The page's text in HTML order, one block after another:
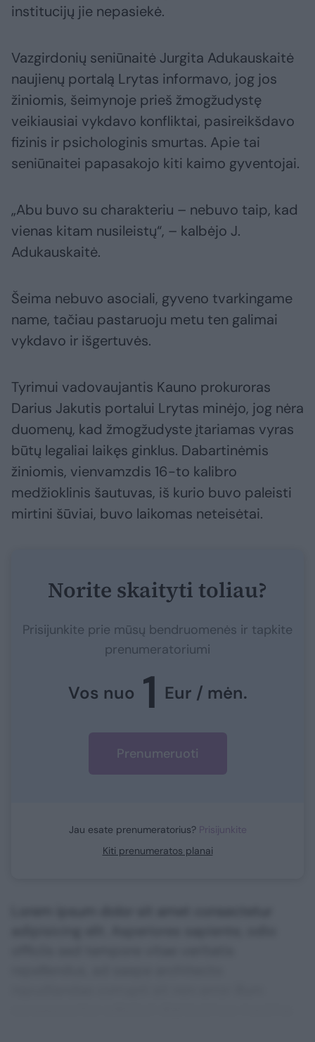
institucijų jie nepasiekė.
Vazgirdonių seniūnaitė Jurgita Adukauskaitė
naujienų portalą Lrytas informavo, jog jos
žiniomis, šeimynoje prieš žmogžudystę
veikiausiai vykdavo konfliktai, pasireikšdavo
fizinis ir psichologinis smurtas. Apie tai
seniūnaitei papasakojo kiti kaimo gyventojai.
„Abu buvo su charakteriu – nebuvo taip, kad
vienas kitam nusileistų“, – kalbėjo J.
Adukauskaitė.
Šeima nebuvo asociali, gyveno tvarkingame
name, tačiau pastaruoju metu ten galimai
vykdavo ir išgertuvės.
Tyrimui vadovaujantis Kauno prokuroras
Darius Jakutis portalui Lrytas minėjo, jog nėra
duomenų, kad žmogžudyste įtariamas vyras
būtų legaliai laikęs ginklus. Dabartinėmis
žiniomis, vienvamzdis 16-to kalibro
medžioklinis šautuvas, iš kurio buvo paleisti
mirtini šūviai, buvo laikomas neteisėtai.
Norite skaityti toliau?
Prisijunkite prie mūsų bendruomenės ir tapkite
prenumeratoriumi
Vos nuo 1 Eur / mėn.
Prenumeruoti
Jau esate prenumeratorius? Prisijunkite
Kiti prenumeratos planai